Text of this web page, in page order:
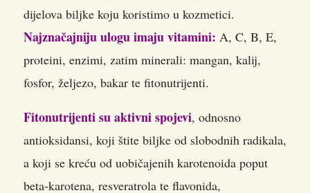
dijelova biljke koju koristimo u kozmetici.
Najznačajniju ulogu imaju vitamini: A, C, B, E,
proteini, enzimi, zatim minerali: mangan, kalij,
fosfor, željezo, bakar te fitonutrijenti.
Fitonutrijenti su aktivni spojevi, odnosno
antioksidansi, koji štite biljke od slobodnih radikala,
a koji se kreću od uobičajenih karotenoida poput
beta-karotena, resveratrola te flavonida,